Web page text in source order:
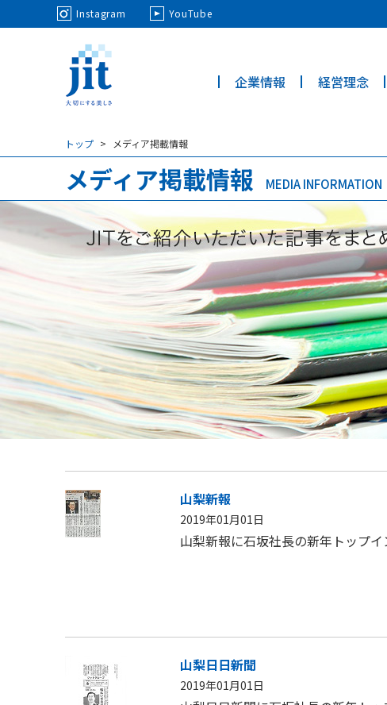
式会社
企業情報 経営理念
Instagram YouTube
トップ メディア掲載情報
メディア掲載情報 MEDIA INFORMATION
山梨新報
2019年01月01日
山梨新報に石坂社長の新年トップイ
山梨日日新聞
2019年01月01日
May we use cookies to track your